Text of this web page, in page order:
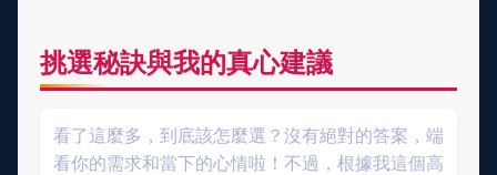
挑選秘訣與我的真心建議
看了這麼多，到底該怎麼選？沒有絕對的答案，端
看你的需求和當下的心情啦！不過，根據我這個高